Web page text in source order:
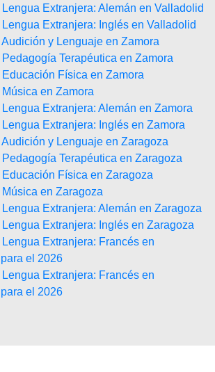
Extranjera: Alemán en Valladolid
Extranjera: Inglés en Valladolid
y Lenguaje en Zamora
Terapéutica en Zamora
Educación Física en Zamora
en Zamora
Extranjera: Alemán en Zamora
Extranjera: Inglés en Zamora
y Lenguaje en Zaragoza
Terapéutica en Zaragoza
Educación Física en Zaragoza
en Zaragoza
Extranjera: Alemán en Zaragoza
Extranjera: Inglés en Zaragoza
Extranjera: Francés en
el 2026
Extranjera: Francés en
el 2026